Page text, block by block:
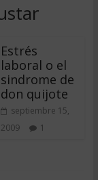
Estrés
laboral o el
sindrome de
don quijote
septiembre 15,
2009
1